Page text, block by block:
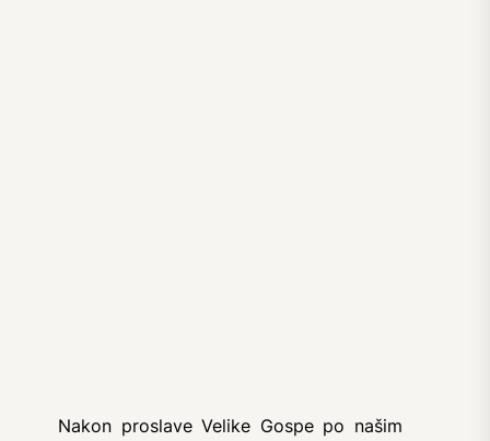
Nakon proslave Velike Gospe po našim